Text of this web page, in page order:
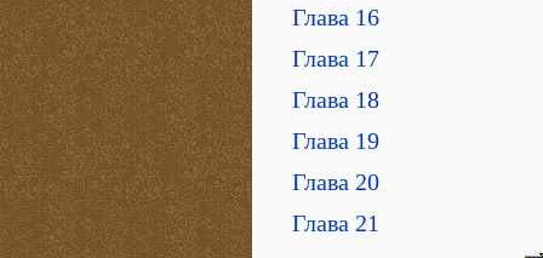
Глава 16
Глава 17
Глава 18
Глава 19
Глава 20
Глава 21